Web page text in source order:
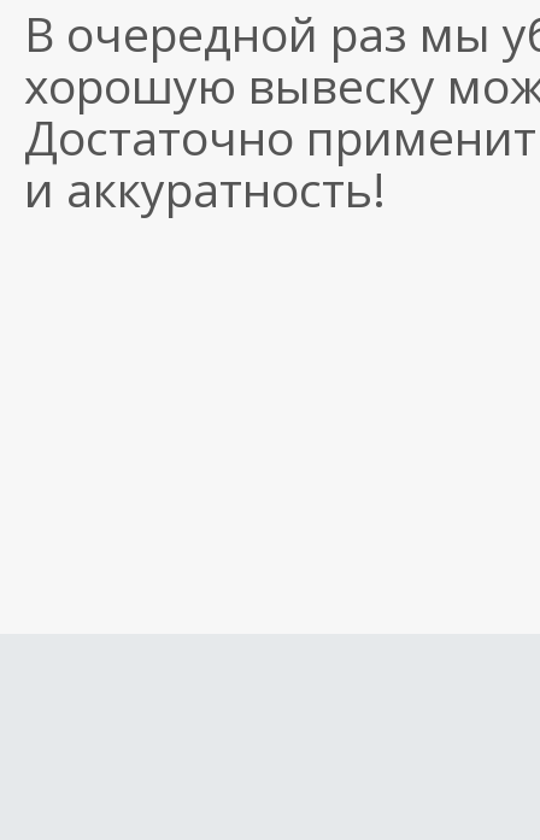
В очередной раз мы
хорошую вывеску
Достаточно
и аккуратность!